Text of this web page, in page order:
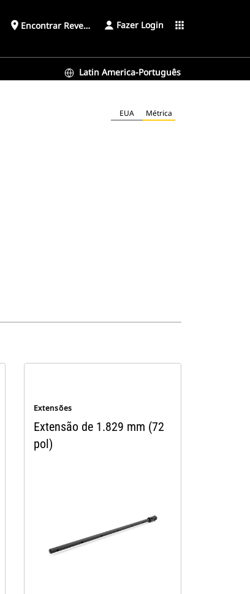
place Encontrar Revendedor Fazer Login apps
Latin America-Português
EUA Métrica
Extensões
Extensão de 1.829 mm (72
pol)